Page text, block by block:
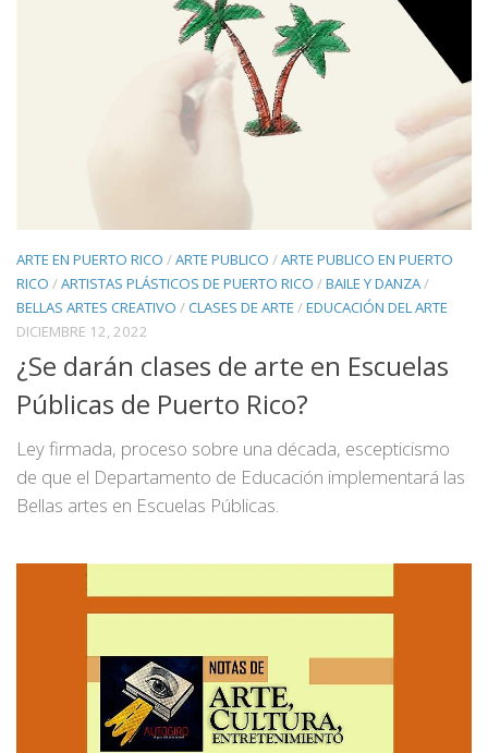
ARTE EN PUERTO RICO /ARTE PUBLICO /ARTE PUBLICO EN PUERTO
RICO /ARTISTAS PLÁSTICOS DE PUERTO RICO /BAILE Y DANZA/
BELLAS ARTES CREATIVO /CLASES DE ARTE /EDUCACIÓN DEL ARTE
DICIEMBRE 12, 2022
¿Se darán clases de arte en Escuelas
Públicas de Puerto Rico?
Ley firmada, proceso sobre una década, escepticismo
de que el Departamento de Educación implementará las
Bellas artes en Escuelas Públicas.